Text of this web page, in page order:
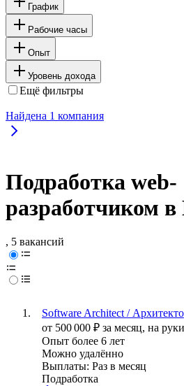
График
Рабочие часы
Опыт
Уровень дохода
Ещё фильтры
Найдена 1 компания
Подработка web-
разработчиком
, 5 вакансий
Software Architect /
от 500 000 ₽ за месяц, на руки
Опыт более 6 лет
Можно удалённо
Выплаты: Раз в месяц
Подработка